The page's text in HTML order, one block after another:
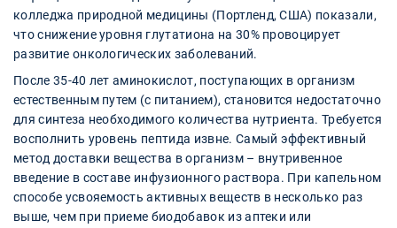
колледжа природной медицины (Портленд, США) показали,
что снижение уровня глутатиона на 30% провоцирует
развитие онкологических заболеваний.
После 35-40 лет аминокислот, поступающих в организм
естественным путем (с питанием), становится недостаточно
для синтеза необходимого количества нутриента. Требуется
восполнить уровень пептида извне. Самый эффективный
метод доставки вещества в организм – внутривенное
введение в составе инфузионного раствора. При капельном
способе усвояемость активных веществ в несколько раз
выше, чем при приеме биодобавок из аптеки или